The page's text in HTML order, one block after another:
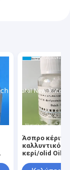
Άσπρο κέρινο
καλλυντικό
κερί/olid Oil-
Νο 200074-